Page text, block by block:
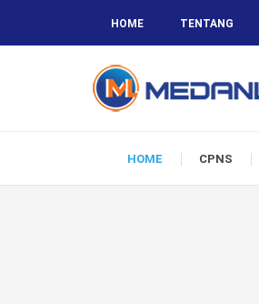
HOME TENTANG
HOME CPNS